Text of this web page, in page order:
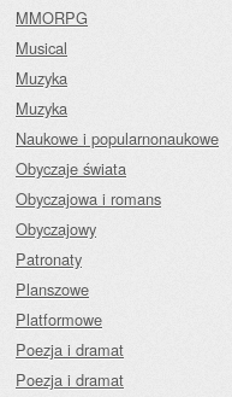
MMORPG
Musical
Muzyka
Muzyka
Naukowe i popularnonaukowe
Obyczaje świata
Obyczajowa i romans
Obyczajowy
Patronaty
Planszowe
Platformowe
Poezja i dramat
Poezja i dramat